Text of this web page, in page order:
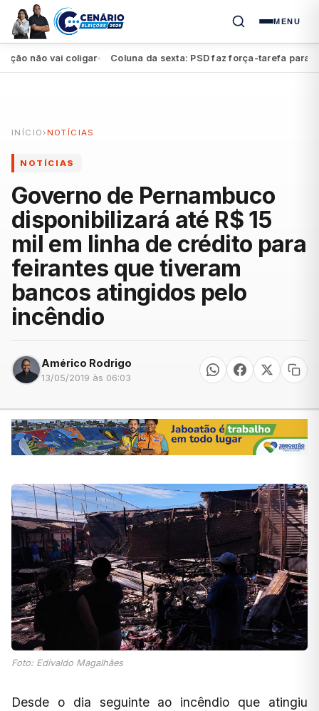
MENU
não vai coligar● Coluna da sexta: PSD faz força-tarefa para
INÍCIO › NOTÍCIAS
NOTÍCIAS
Governo de Pernambuco
disponibilizará até R$ 15
mil em linha de crédito para
feirantes que tiveram
bancos atingidos pelo
incêndio
Américo Rodrigo
13/05/2019 às 06:03
Foto: Edivaldo Magalhães
Desde o dia seguinte ao incêndio que atingiu